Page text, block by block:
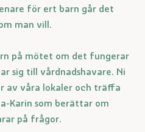
för ert barn går det
man vill.
på mötet om det fungerar
sig till vårdnadshavare. Ni
av våra lokaler och träffa
Karin som berättar om
på frågor.